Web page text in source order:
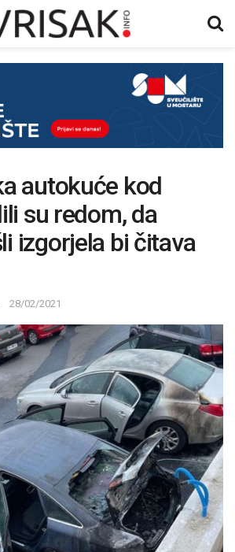
autokuće kod
su redom, da
izgorjela bi čitava
28/02/2021